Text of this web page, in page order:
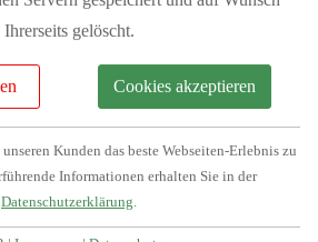
Carports
94850
Ihres Projektes
Vorteileanzeigen
Ihrerseits gelöscht.
Cookies akzeptieren
Kunden das beste Webseiten-Erlebnis zu
Informationen erhalten Sie in der
Datenschutzerklärung.